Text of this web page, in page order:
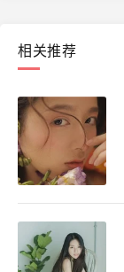
相关推荐